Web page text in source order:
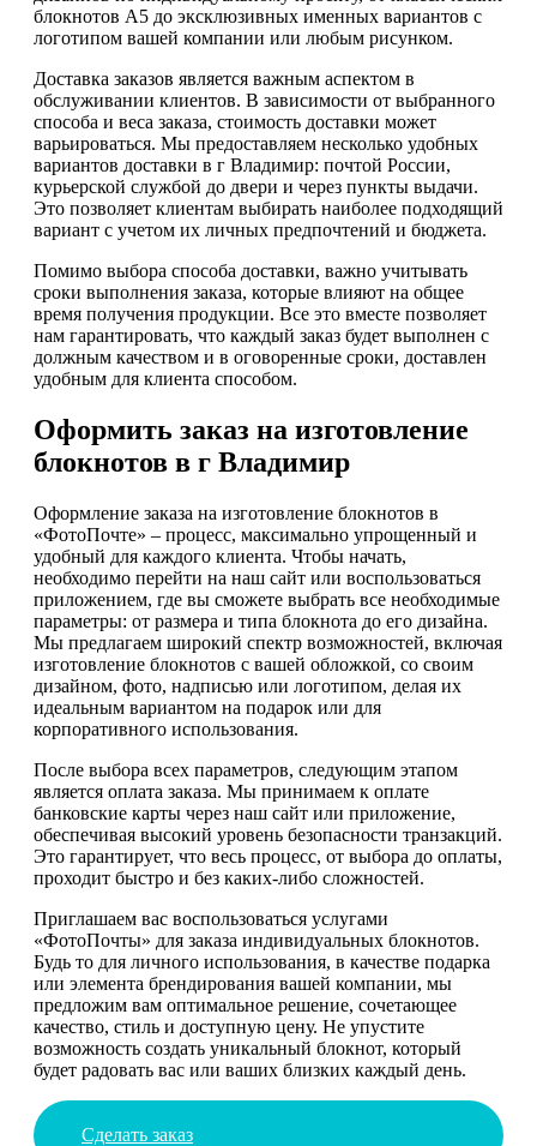
блокнотов А5 до эксклюзивных именных вариантов с
логотипом вашей компании или любым рисунком.
Доставка заказов является важным аспектом в
обслуживании клиентов. В зависимости от выбранного
способа и веса заказа, стоимость доставки может
варьироваться. Мы предоставляем несколько удобных
вариантов доставки в г Владимир: почтой России,
курьерской службой до двери и через пункты выдачи.
Это позволяет клиентам выбирать наиболее подходящий
вариант с учетом их личных предпочтений и бюджета.
Помимо выбора способа доставки, важно учитывать
сроки выполнения заказа, которые влияют на общее
время получения продукции. Все это вместе позволяет
нам гарантировать, что каждый заказ будет выполнен с
должным качеством и в оговоренные сроки, доставлен
удобным для клиента способом.
Оформить заказ на изготовление
блокнотов в г Владимир
Оформление заказа на изготовление блокнотов в
«ФотоПочте» – процесс, максимально упрощенный и
удобный для каждого клиента. Чтобы начать,
необходимо перейти на наш сайт или воспользоваться
приложением, где вы сможете выбрать все необходимые
параметры: от размера и типа блокнота до его дизайна.
Мы предлагаем широкий спектр возможностей, включая
изготовление блокнотов с вашей обложкой, со своим
дизайном, фото, надписью или логотипом, делая их
идеальным вариантом на подарок или для
корпоративного использования.
После выбора всех параметров, следующим этапом
является оплата заказа. Мы принимаем к оплате
банковские карты через наш сайт или приложение,
обеспечивая высокий уровень безопасности транзакций.
Это гарантирует, что весь процесс, от выбора до оплаты,
проходит быстро и без каких-либо сложностей.
Приглашаем вас воспользоваться услугами
«ФотоПочты» для заказа индивидуальных блокнотов.
Будь то для личного использования, в качестве подарка
или элемента брендирования вашей компании, мы
предложим вам оптимальное решение, сочетающее
качество, стиль и доступную цену. Не упустите
возможность создать уникальный блокнот, который
будет радовать вас или ваших близких каждый день.
Сделать заказ